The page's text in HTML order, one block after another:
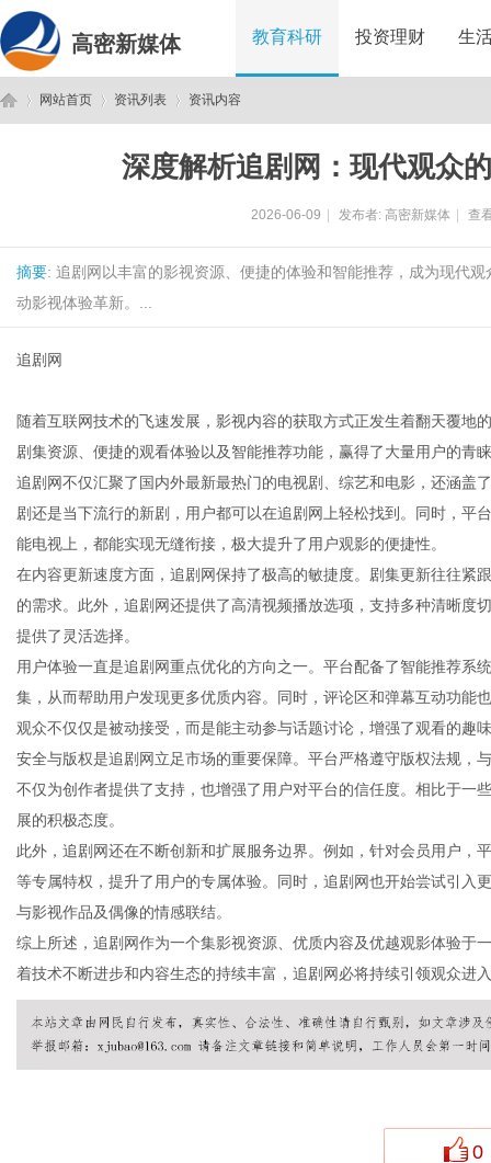
高密新媒体 教育科研 投资理财 生
网站首页 资讯列表 资讯内容
深度解析追剧网：现代观众
2026-06-09 发布者: 高密新媒体 查
摘要: 追剧网以丰富的影视资源、便捷的体验和智能推荐，成为现代
动影视体验革新。...
追剧网
随着互联网技术的飞速发展，影视内容的获取方式正发生着翻天覆地
剧集资源、便捷的观看体验以及智能推荐功能，赢得了大量用户的青
追剧网不仅汇聚了国内外最新最热门的电视剧、综艺和电影，还涵盖
剧还是当下流行的新剧，用户都可以在追剧网上轻松找到。同时，平
能电视上，都能实现无缝衔接，极大提升了用户观影的便捷性。
在内容更新速度方面，追剧网保持了极高的敏捷度。剧集更新往往紧
的需求。此外，追剧网还提供了高清视频播放选项，支持多种清晰度
提供了灵活选择。
用户体验一直是追剧网重点优化的方向之一。平台配备了智能推荐系
集，从而帮助用户发现更多优质内容。同时，评论区和弹幕互动功能
观众不仅仅是被动接受，而是能主动参与话题讨论，增强了观看的趣
安全与版权是追剧网立足市场的重要保障。平台严格遵守版权法规，
不仅为创作者提供了支持，也增强了用户对平台的信任度。相比于一
展的积极态度。
此外，追剧网还在不断创新和扩展服务边界。例如，针对会员用户，
等专属特权，提升了用户的专属体验。同时，追剧网也开始尝试引入
与影视作品及偶像的情感联结。
综上所述，追剧网作为一个集影视资源、优质内容及优越观影体验于
着技术不断进步和内容生态的持续丰富，追剧网必将持续引领观众进
0